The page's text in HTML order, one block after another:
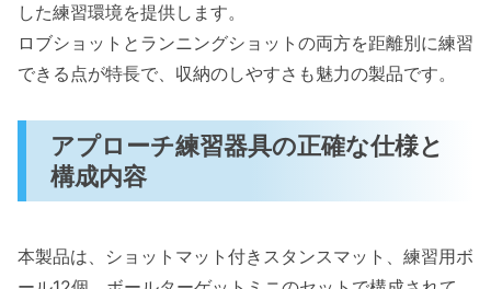
した練習環境を提供します。
ロブショットとランニングショットの両方を距離別に練習
できる点が特長で、収納のしやすさも魅力の製品です。
アプローチ練習器具の正確な仕様と
構成内容
本製品は、ショットマット付きスタンスマット、練習用ボ